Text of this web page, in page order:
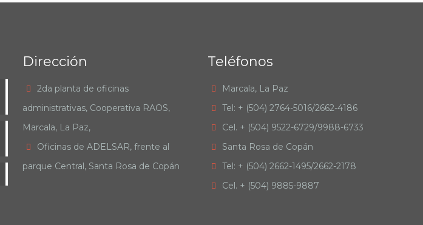
Dirección
2da planta de oficinas
administrativas, Cooperativa RAOS,
Marcala, La Paz,
Oficinas de ADELSAR, frente al
parque Central, Santa Rosa de Copán
Teléfonos
Marcala, La Paz
Tel: + (504) 2764-5016/2662-4186
Cel. + (504) 9522-6729/9988-6733
Santa Rosa de Copán
Tel: + (504) 2662-1495/2662-2178
Cel. + (504) 9885-9887